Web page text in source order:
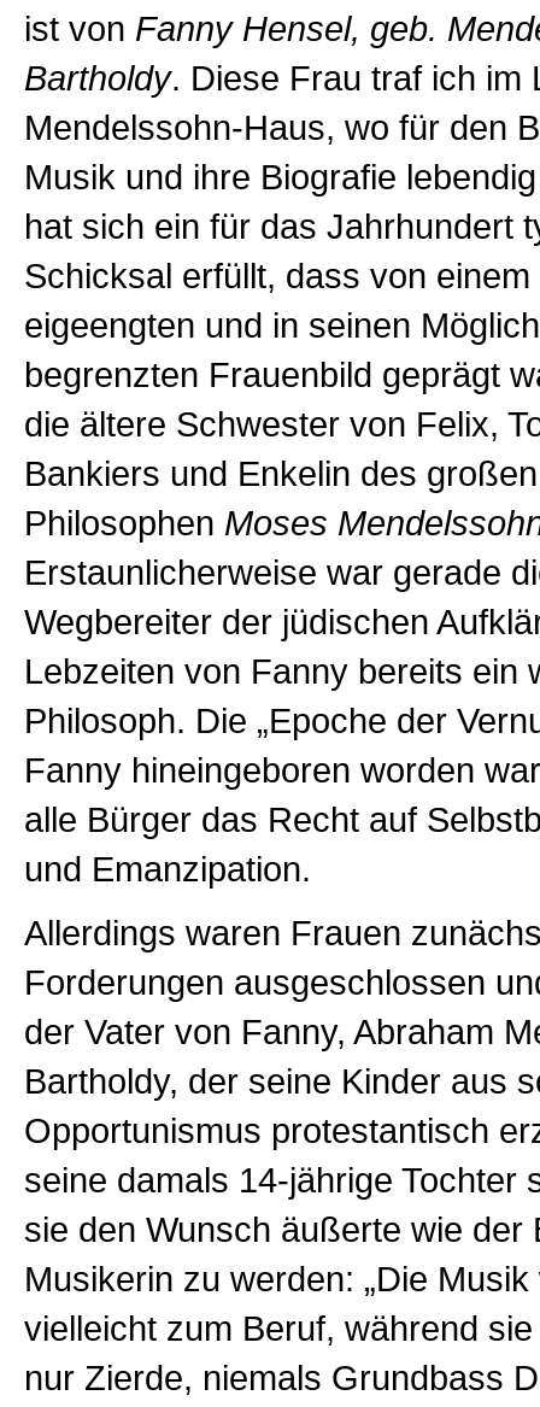
ist von Fanny Hensel, geb.
Bartholdy. Diese Frau traf ich im
Mendelssohn-Haus, wo für den
Musik und ihre Biografie
hat sich ein für das Jahrhundert
Schicksal erfüllt, dass von einem
eigeengten und in seinen
begrenzten Frauenbild geprägt
die ältere Schwester von Felix,
Bankiers und Enkelin des
Philosophen Moses
Erstaunlicherweise war gerade
Wegbereiter der jüdischen
Lebzeiten von Fanny bereits ein
Philosoph. Die „Epoche der
Fanny hineingeboren worden
alle Bürger das Recht auf
und Emanzipation.
Allerdings waren Frauen
Forderungen ausgeschlossen
der Vater von Fanny, Abraham
Bartholdy, der seine Kinder aus
Opportunismus protestantisch
seine damals 14-jährige Tochter
sie den Wunsch äußerte wie der
Musikerin zu werden: „Die
vielleicht zum Beruf, während
nur Zierde, niemals Grundbass